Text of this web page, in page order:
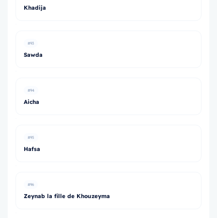
Khadija
#93
Sawda
#94
Aicha
#95
Hafsa
#96
Zeynab la fille de Khouzeyma